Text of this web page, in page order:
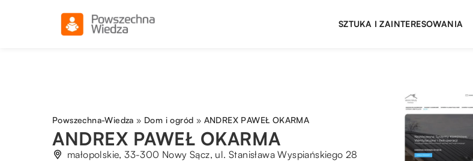
SZTUKA I ZAINTERESOWANIA
Powszechna-Wiedza » Dom i ogród » ANDREX PAWEŁ OKARMA
ANDREX PAWEŁ OKARMA
małopolskie, 33-300 Nowy Sącz, ul. Stanisława Wyspiańskiego 28